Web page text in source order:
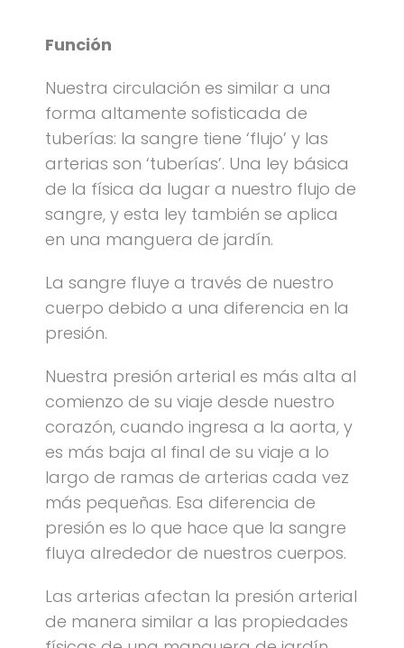
Función
Nuestra circulación es similar a una
forma altamente sofisticada de
tuberías: la sangre tiene ‘flujo’ y las
arterias son ‘tuberías’. Una ley básica
de la física da lugar a nuestro flujo de
sangre, y esta ley también se aplica
en una manguera de jardín.
La sangre fluye a través de nuestro
cuerpo debido a una diferencia en la
presión.
Nuestra presión arterial es más alta al
comienzo de su viaje desde nuestro
corazón, cuando ingresa a la aorta, y
es más baja al final de su viaje a lo
largo de ramas de arterias cada vez
más pequeñas. Esa diferencia de
presión es lo que hace que la sangre
fluya alrededor de nuestros cuerpos.
Las arterias afectan la presión arterial
de manera similar a las propiedades